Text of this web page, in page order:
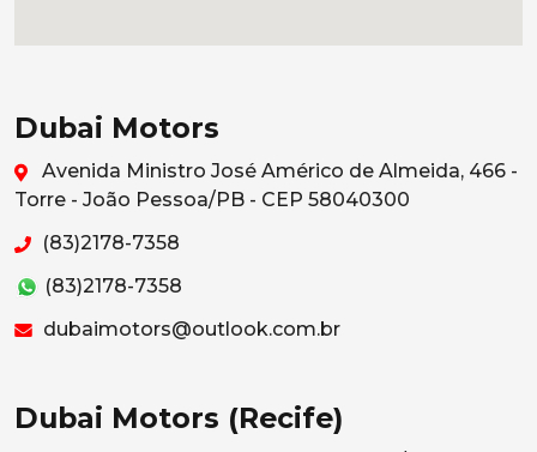
Dubai Motors
Avenida Ministro José Américo de Almeida, 466 -
Torre - João Pessoa/PB - CEP 58040300
(83)2178-7358
(83)2178-7358
dubaimotors@outlook.com.br
Dubai Motors (Recife)